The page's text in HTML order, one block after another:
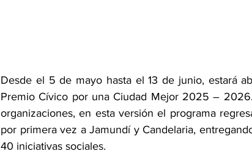
Desde el 5 de mayo hasta el 13 de junio, estará
Premio Cívico por una Ciudad Mejor 2025 –
organizaciones, en esta versión el programa
por primera vez a Jamundí y Candelaria,
40 iniciativas sociales.